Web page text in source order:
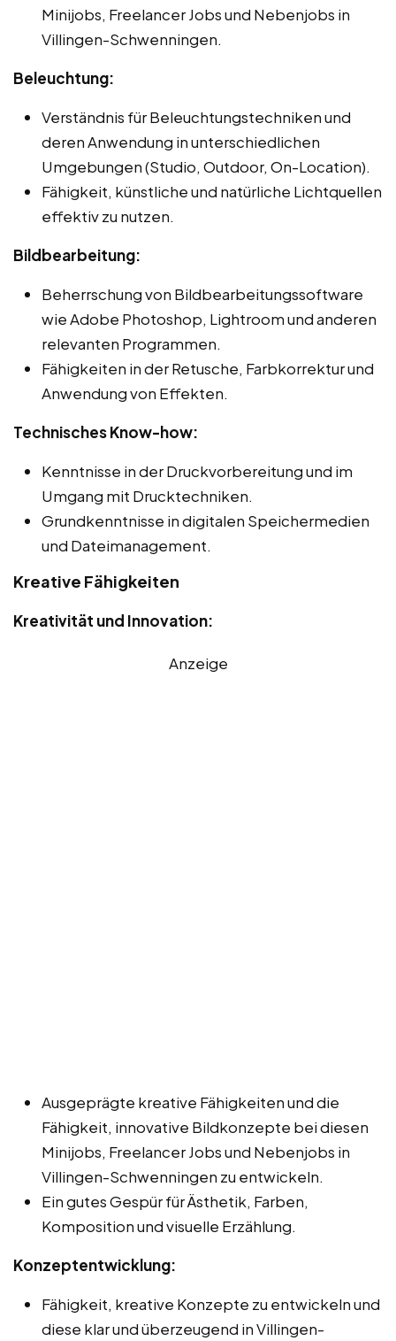
Minijobs, Freelancer Jobs und Nebenjobs in
Villingen-Schwenningen.
Beleuchtung:
Verständnis für Beleuchtungstechniken und
deren Anwendung in unterschiedlichen
Umgebungen (Studio, Outdoor, On-Location).
Fähigkeit, künstliche und natürliche Lichtquellen
effektiv zu nutzen.
Bildbearbeitung:
Beherrschung von Bildbearbeitungssoftware
wie Adobe Photoshop, Lightroom und anderen
relevanten Programmen.
Fähigkeiten in der Retusche, Farbkorrektur und
Anwendung von Effekten.
Technisches Know-how:
Kenntnisse in der Druckvorbereitung und im
Umgang mit Drucktechniken.
Grundkenntnisse in digitalen Speichermedien
und Dateimanagement.
Kreative Fähigkeiten
Kreativität und Innovation:
Anzeige
Ausgeprägte kreative Fähigkeiten und die
Fähigkeit, innovative Bildkonzepte bei diesen
Minijobs, Freelancer Jobs und Nebenjobs in
Villingen-Schwenningen zu entwickeln.
Ein gutes Gespür für Ästhetik, Farben,
Komposition und visuelle Erzählung.
Konzeptentwicklung:
Fähigkeit, kreative Konzepte zu entwickeln und
diese klar und überzeugend in Villingen-